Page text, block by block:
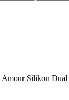
Amour Silikon Dual